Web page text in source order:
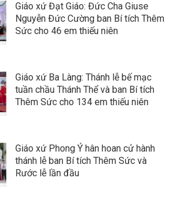
Giáo xứ Đạt Giáo: Đức Cha Giuse
Nguyễn Đức Cường ban Bí tích Thêm
Sức cho 46 em thiếu niên
Giáo xứ Ba Làng: Thánh lễ bế mạc
tuần chầu Thánh Thể và ban Bí tích
Thêm Sức cho 134 em thiếu niên
Giáo xứ Phong Ý hân hoan cử hành
thánh lễ ban Bí tích Thêm Sức và
Rước lễ lần đầu